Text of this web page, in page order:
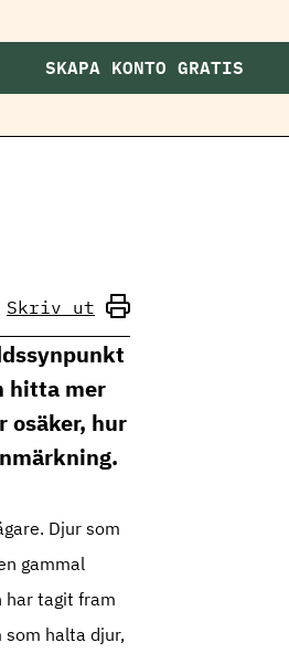
SKAPA KONTO GRATIS
Skriv ut
hitta mer
osäker, hur
Djur som
gammal
har tagit fram
som halta djur,